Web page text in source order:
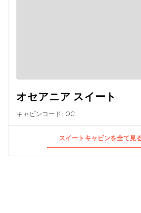
オセアニア スイート
キャビンコード: OC
スイートキャビンを全て見